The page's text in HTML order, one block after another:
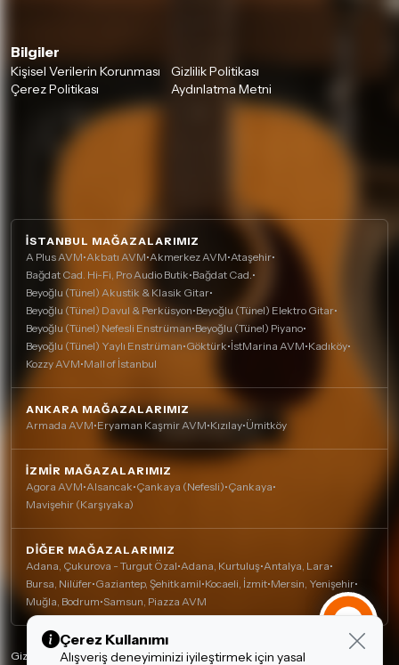
Bilgiler
Kişisel Verilerin Korunması
Gizlilik Politikası
Çerez Politikası
Aydınlatma Metni
İSTANBUL MAĞAZALARIMIZ
A Plus AVM•Akbatı AVM•Akmerkez AVM•Ataşehir•
Bağdat Cad. Hi-Fi, Pro Audio Butik•Bağdat Cad. •
Beyoğlu (Tünel) Akustik & Klasik Gitar•
Beyoğlu (Tünel) Davul & Perküsyon•Beyoğlu (Tünel) Elektro Gitar•
Beyoğlu (Tünel) Nefesli Enstrüman•Beyoğlu (Tünel) Piyano•
Beyoğlu (Tünel) Yaylı Enstrüman•Göktürk•İstMarina AVM•Kadıköy•
Kozzy AVM•Mall of İstanbul
ANKARA MAĞAZALARIMIZ
Armada AVM•Eryaman Kaşmir AVM•Kızılay•Ümitköy
İZMIR MAĞAZALARIMIZ
Agora AVM•Alsancak•Çankaya (Nefesli)•Çankaya•
Mavişehir (Karşıyaka)
DIĞER MAĞAZALARIMIZ
Adana, Çukurova - Turgut Özal•Adana, Kurtuluş•Antalya, Lara•
Bursa, Nilüfer•Gaziantep, Şehitkamil•Kocaeli, İzmit•Mersin, Yenişehir•
Muğla, Bodrum•Samsun, Piazza AVM
Gizlilik Politikası
Çerez Kullanımı
Alışveriş deneyiminizi iyileştirmek için yasal